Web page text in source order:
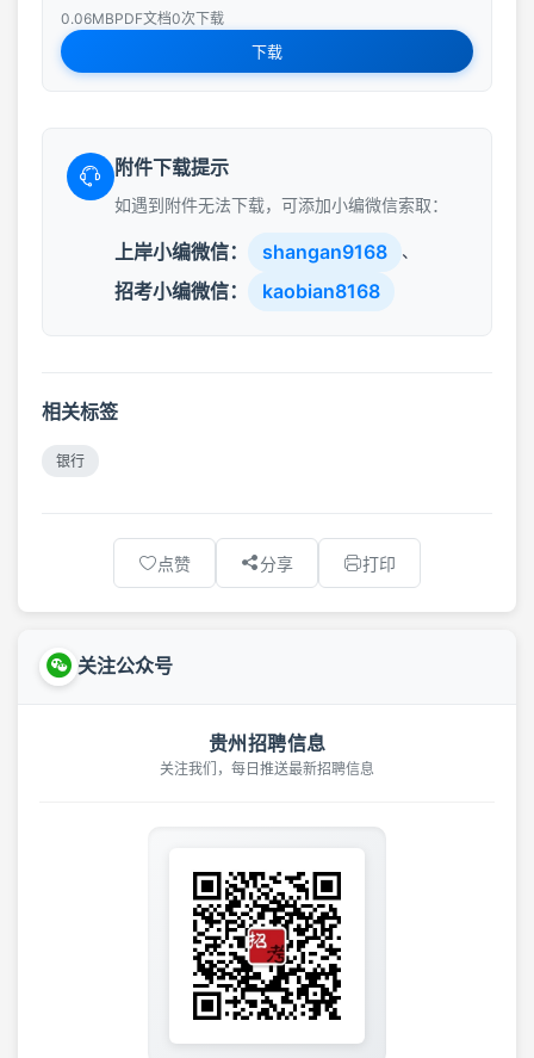
0.06MBPDF文档0次下载
下载
附件下载提示
如遇到附件无法下载，可添加小编微信索取：
上岸小编微信： shangan9168 、
招考小编微信： kaobian8168
相关标签
银行
点赞 分享 打印
关注公众号
贵州招聘信息
关注我们，每日推送最新招聘信息